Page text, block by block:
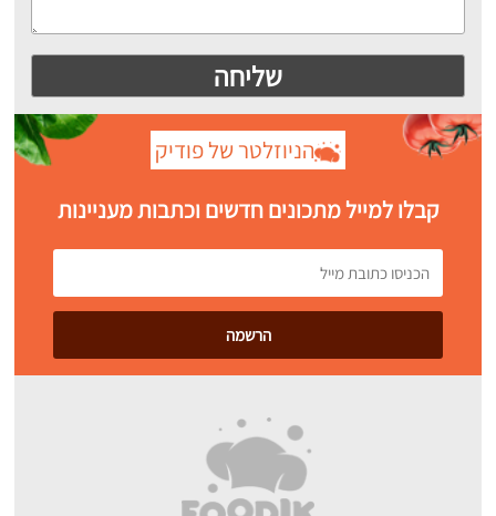
הניוזלטר של פודיק
קבלו למייל מתכונים חדשים וכתבות מעניינות